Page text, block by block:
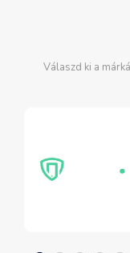
Válaszd ki a